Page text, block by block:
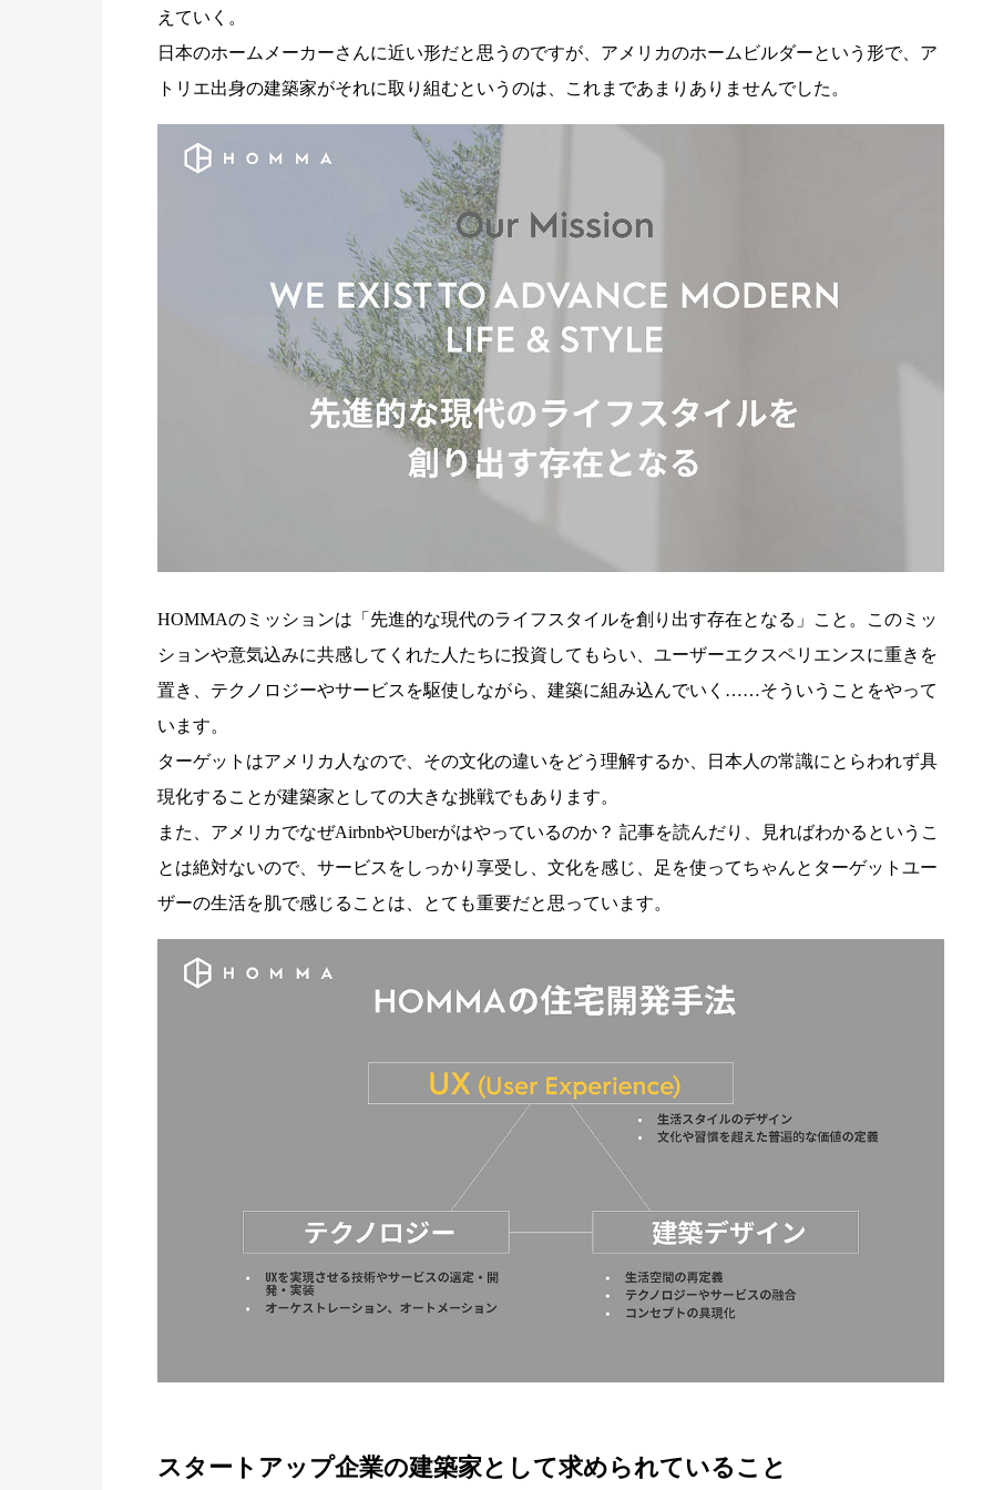
えていく。
日本のホームメーカーさんに近い形だと思うのですが、アメリカのホームビルダーという形で、ア
トリエ出身の建築家がそれに取り組むというのは、これまであまりありませんでした。
HOMMAのミッションは「先進的な現代のライフスタイルを創り出す存在となる」こと。このミッ
ションや意気込みに共感してくれた人たちに投資してもらい、ユーザーエクスペリエンスに重きを
置き、テクノロジーやサービスを駆使しながら、建築に組み込んでいく……そういうことをやって
います。
ターゲットはアメリカ人なので、その文化の違いをどう理解するか、日本人の常識にとらわれず具
現化することが建築家としての大きな挑戦でもあります。
また、アメリカでなぜAirbnbやUberがはやっているのか？ 記事を読んだり、見ればわかるというこ
とは絶対ないので、サービスをしっかり享受し、文化を感じ、足を使ってちゃんとターゲットユー
ザーの生活を肌で感じることは、とても重要だと思っています。
スタートアップ企業の建築家として求められていること